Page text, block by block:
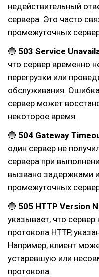
недействительный
сервера. Это часто
промежуточных
🔵 503 Service
что сервер временно
перегрузки или
обслуживания.
сервер может
некоторое время.
🔵 504 Gateway
один сервер не
сервера при
вызвано задержками
промежуточных
🔵 505 HTTP Version
указывает, что
протокола HTTP,
Например, клиент
устаревшую или
протокола.